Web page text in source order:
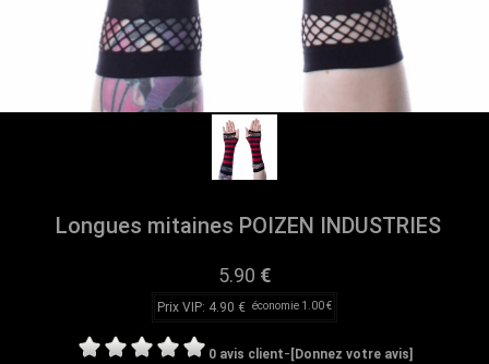
Longues mitaines POIZEN INDUSTRIES
5.90 €
Prix VIP: 4.90 € économie 1.00 €
0 avis client- [Donnez votre avis]